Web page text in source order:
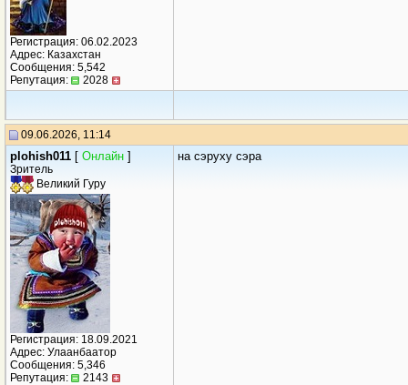
Регистрация: 06.02.2023
Адрес: Казахстан
Сообщения: 5,542
Репутация:
2028
09.06.2026, 11:14
plohish011 [ Онлайн ]
Зритель
Великий Гуру
Регистрация: 18.09.2021
Адрес: Улаанбаатор
Сообщения: 5,346
Репутация:
2143
на сэруху сэра